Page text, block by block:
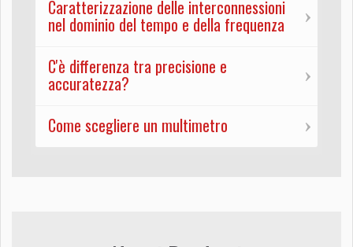
Caratterizzazione delle interconnessioni
nel dominio del tempo e della frequenza
C'è differenza tra precisione e
accuratezza?
Come scegliere un multimetro